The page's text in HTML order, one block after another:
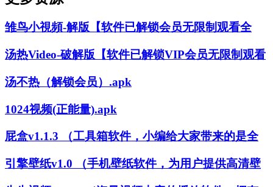
雏鸟小視頻-解版【软件已解锁会员无限制观看全
汤热Video-破解版【软件已解锁VIP会员无限制观看
汤不热（解锁会员）.apk
1024视频(正能量).apk
屁盒v1.1.3 （工具箱软件，小编给大家带来的是全
引擎壁纸v1.0 （手机壁纸软件，为用户提供高清壁